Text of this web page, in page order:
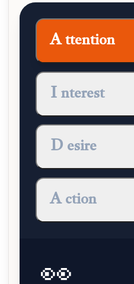
A ttention
I nterest
D esire
A ction
👀